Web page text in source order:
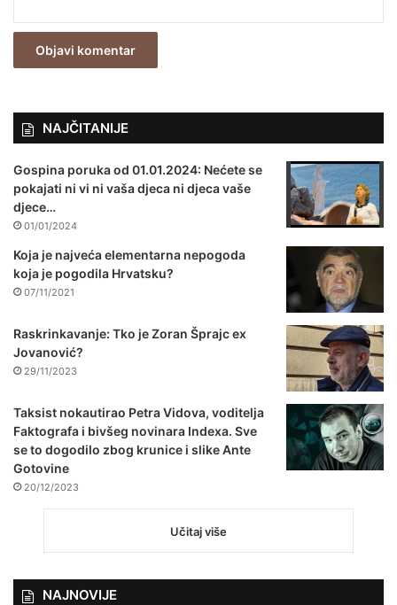
z
NAJČITANIJE
Gospina poruka od 01.01.2024: Nećete se
pokajati ni vi ni vaša djeca ni djeca vaše
djece…
01/01/2024
Koja je najveća elementarna nepogoda
koja je pogodila Hrvatsku?
07/11/2021
Raskrinkavanje: Tko je Zoran Šprajc ex
Jovanović?
29/11/2023
Taksist nokautirao Petra Vidova, voditelja
Faktografa i bivšeg novinara Indexa. Sve
se to dogodilo zbog krunice i slike Ante
Gotovine
20/12/2023
Učitaj više
NAJNOVIJE